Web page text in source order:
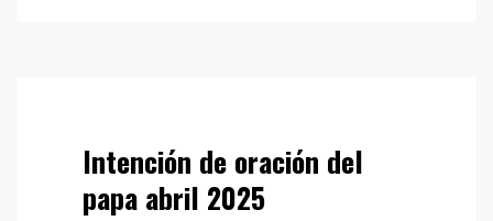
Intención de oración del
papa abril 2025